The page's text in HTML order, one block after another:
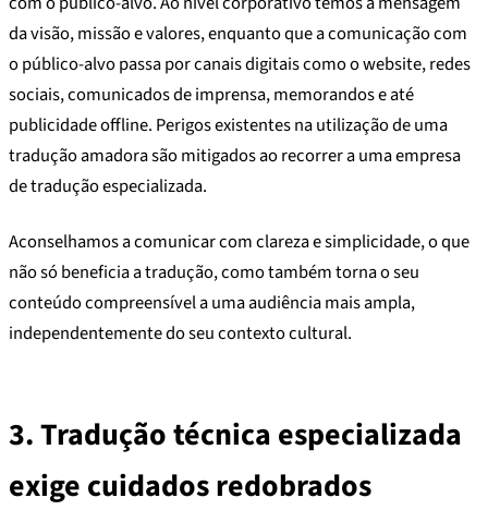
da visão, missão e valores, enquanto que a comunicação com
o público-alvo passa por canais digitais como o website, redes
sociais, comunicados de imprensa, memorandos e até
publicidade offline. Perigos existentes na utilização de uma
tradução amadora são mitigados ao recorrer a uma empresa
de tradução especializada.
Aconselhamos a comunicar com clareza e simplicidade, o que
não só beneficia a tradução, como também torna o seu
conteúdo compreensível a uma audiência mais ampla,
independentemente do seu contexto cultural.
3.Tradução técnica especializada
exige cuidados redobrados